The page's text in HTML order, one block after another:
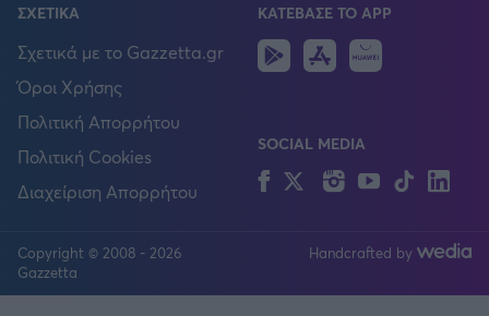
ΣΧΕΤΙΚΑ
Σχετικά με το Gazzetta.gr
Όροι Χρήσης
Πολιτική Απορρήτου
Πολιτική Cookies
Διαχείριση Απορρήτου
ΚΑΤΕΒΑΣΕ ΤΟ APP
Android
IOS
SOCIAL MEDIA
FacebookTwitterInstagram
YouTubeTikTok
Copyright © 2008 - 2026
Gazzetta
Handcrafted by